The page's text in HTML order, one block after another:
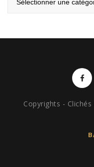
Copyrights -